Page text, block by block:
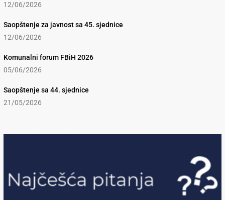
12/06/2026
Saopštenje za javnost sa 45. sjednice
12/06/2026
Komunalni forum FBiH 2026
05/06/2026
Saopštenje sa 44. sjednice
21/05/2026